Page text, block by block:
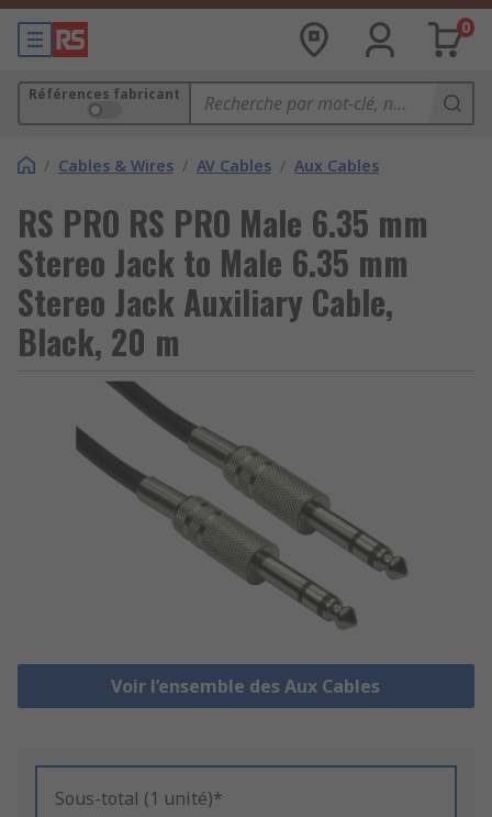
0
Références fabricant
/ Cables & Wires / AV Cables / Aux Cables
RS PRO RS PRO Male 6.35 mm
Stereo Jack to Male 6.35 mm
Stereo Jack Auxiliary Cable,
Black, 20 m
Voir l’ensemble des Aux Cables
Sous-total (1 unité)*